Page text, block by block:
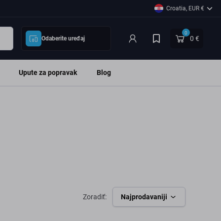
Croatia, EUR €
Odaberite uređaj
0
0 €
Upute za popravak Blog
Zoradiť: Najprodavaniji